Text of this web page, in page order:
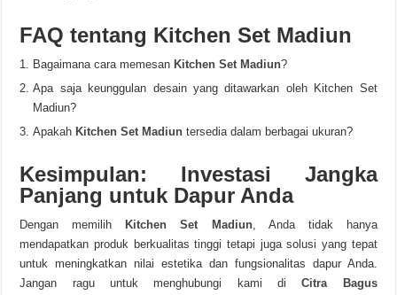
FAQ tentang Kitchen Set Madiun
Bagaimana cara memesan Kitchen Set Madiun?
Apa saja keunggulan desain yang ditawarkan oleh Kitchen Set
Madiun?
Apakah Kitchen Set Madiun tersedia dalam berbagai ukuran?
Kesimpulan: Investasi Jangka
Panjang untuk Dapur Anda
Dengan memilih Kitchen Set Madiun, Anda tidak hanya
mendapatkan produk berkualitas tinggi tetapi juga solusi yang tepat
untuk meningkatkan nilai estetika dan fungsionalitas dapur Anda.
Jangan ragu untuk menghubungi kami di
Citra Bagus